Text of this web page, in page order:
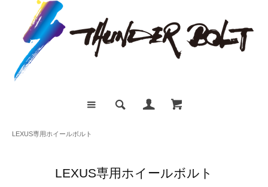
LEXUS専用ホイールボルト
LEXUS専用ホイールボルト